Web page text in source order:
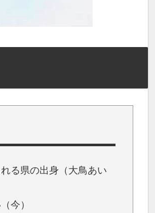
る県の出身（大鳥あい
今）